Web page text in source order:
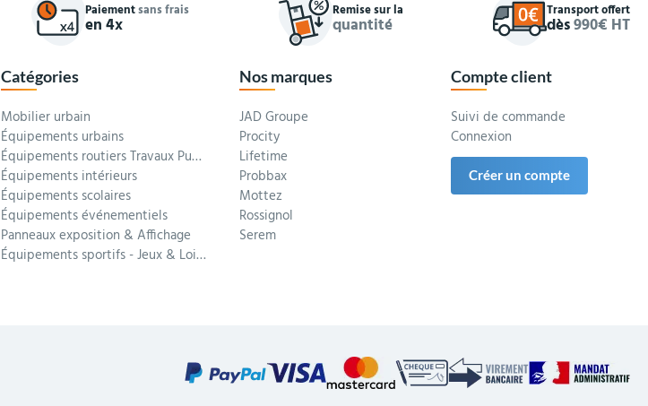
Paiementsans frais
en 4x
Remise sur la
quantité
Transport offert
dès990€ HT
Catégories
Mobilier urbain
Équipements urbains
Équipements routiers Travaux Publics
Équipements intérieurs
Équipements scolaires
Équipements événementiels
Panneaux exposition & Affichage
Équipements sportifs - Jeux & Loisirs
Nos marques
JAD Groupe
Procity
Lifetime
Probbax
Mottez
Rossignol
Serem
Compte client
Suivi de commande
Connexion
Créer un compte